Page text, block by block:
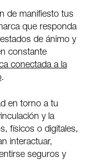
de manifiesto tus
que responda
de ánimo y
constante
conectada a la
.
en torno a tu
y la
físicos o digitales,
interactuar,
seguros y